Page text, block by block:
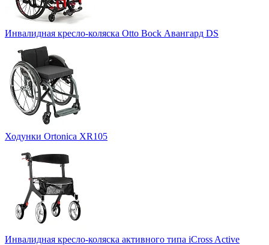
Инвалидная кресло-коляска Otto Bock Авангард DS
Ходунки Ortonica XR105
Инвалидная кресло-коляска активного типа iCross Active